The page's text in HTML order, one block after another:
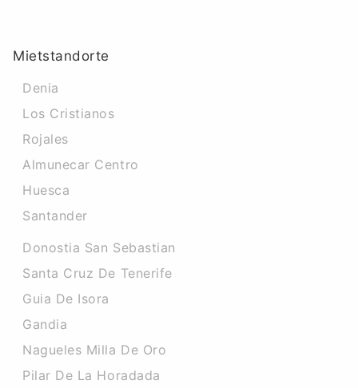
Mietstandorte
Denia
Los Cristianos
Rojales
Almunecar Centro
Huesca
Santander
Donostia San Sebastian
Santa Cruz De Tenerife
Guia De Isora
Gandia
Nagueles Milla De Oro
Pilar De La Horadada